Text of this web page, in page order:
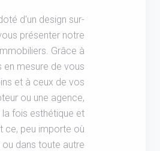
d'un design sur-
présenter notre
Grâce à
en mesure de vous
et à ceux de vos
ou une agence,
fois esthétique et
ce, peu importe où
dans toute autre